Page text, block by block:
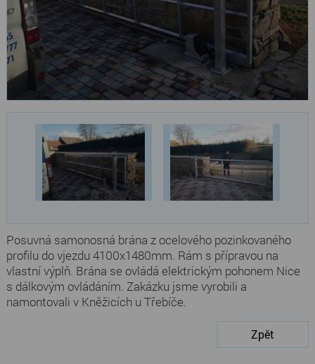
Posuvná samonosná brána z ocelového pozinkovaného
profilu do vjezdu 4100x1480mm. Rám s přípravou na
vlastní výplň. Brána se ovládá elektrickým pohonem Nice
s dálkovým ovládáním. Zakázku jsme vyrobili a
namontovali v Kněžicích u Třebíče.
Zpět